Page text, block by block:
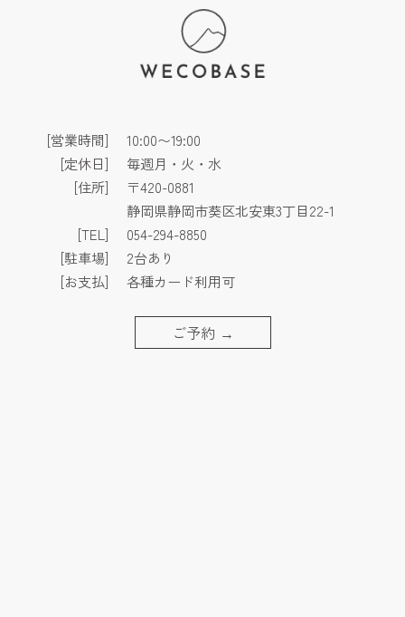
[営業時間]
10:00〜19:00
[定休日]
毎週月・火・水
[住所]
〒420-0881
静岡県静岡市葵区北安東3丁目22-1
[TEL]
054-294-8850
[駐車場]
2台あり
[お支払]
各種カード利用可
ご予約 →